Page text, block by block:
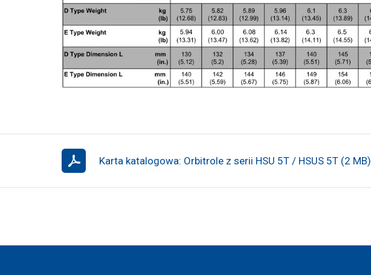
Karta katalogowa: Orbitrole z serii HSU 5T / HSUS 5T (2 MB)